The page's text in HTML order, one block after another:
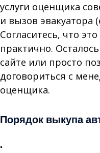
услуги оценщика
и вызов эвакуатора
Согласитесь, что
практично.
сайте или просто
договориться с
оценщика.
Порядок выкупа
.